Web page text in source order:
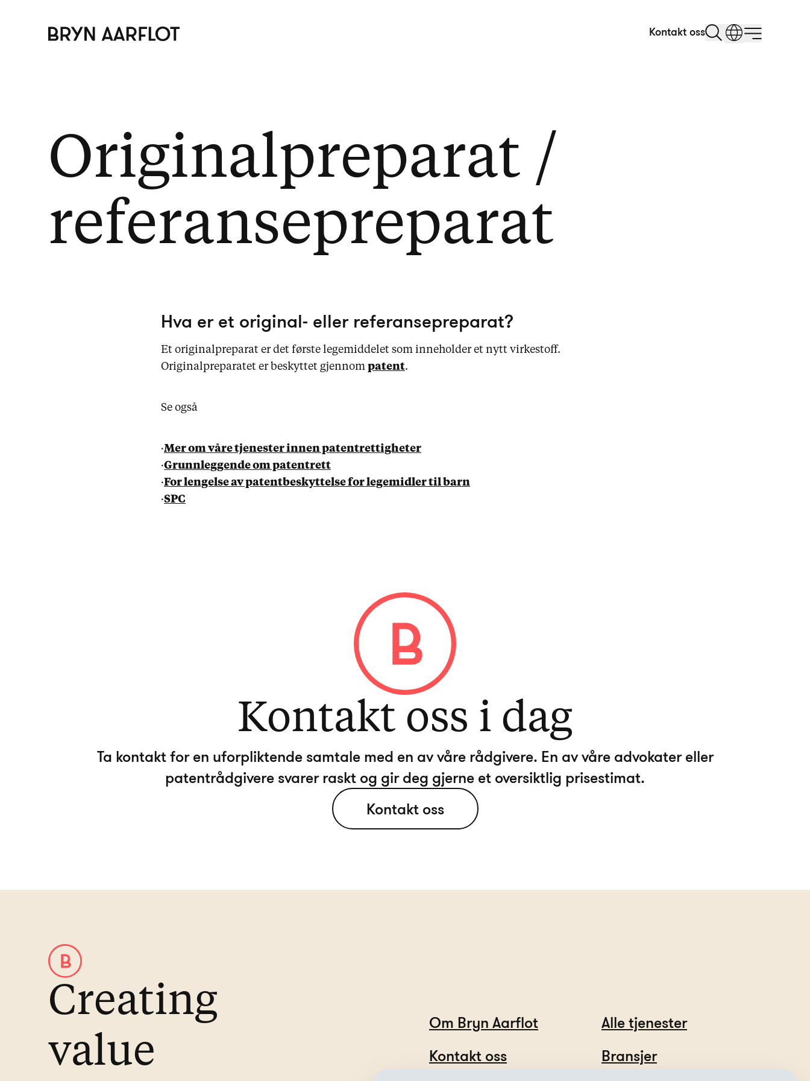
Kontakt oss
Originalpreparat /
referansepreparat
Hva er et original- eller referansepreparat?
Et originalpreparat er det første legemiddelet som inneholder et nytt virkestoff.
Originalpreparatet er beskyttet gjennom patent.
Se også
·Mer om våre tjenester innen patentrettigheter
·Grunnleggende om patentrett
·For lengelse av patentbeskyttelse for legemidler til barn
·SPC
Kontakt oss i dag
Ta kontakt for en uforpliktende samtale med en av våre rådgivere. En av våre advokater eller
Kontakt oss
Creating
value
Om Bryn Aarflot
Alle tjenester
Kontakt oss
Bransjer